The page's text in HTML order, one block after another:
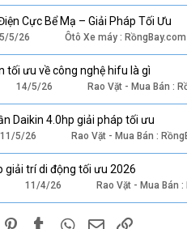
Cực Bể Mạ – Giải Pháp Tối Ưu
5/26 Ôtô Xe máy : RồngBay.com
tối ưu về công nghệ hifu là gì
14/5/26 Rao Vặt - Mua Bán :
Daikin 4.0hp giải pháp tối ưu
11/5/26 Rao Vặt - Mua Bán :
giải trí di động tối ưu 2026
11/4/26 Rao Vặt - Mua Bán
PinterestTumblr WhatsApp
Email